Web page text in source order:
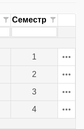
Семестр
1
2
3
4